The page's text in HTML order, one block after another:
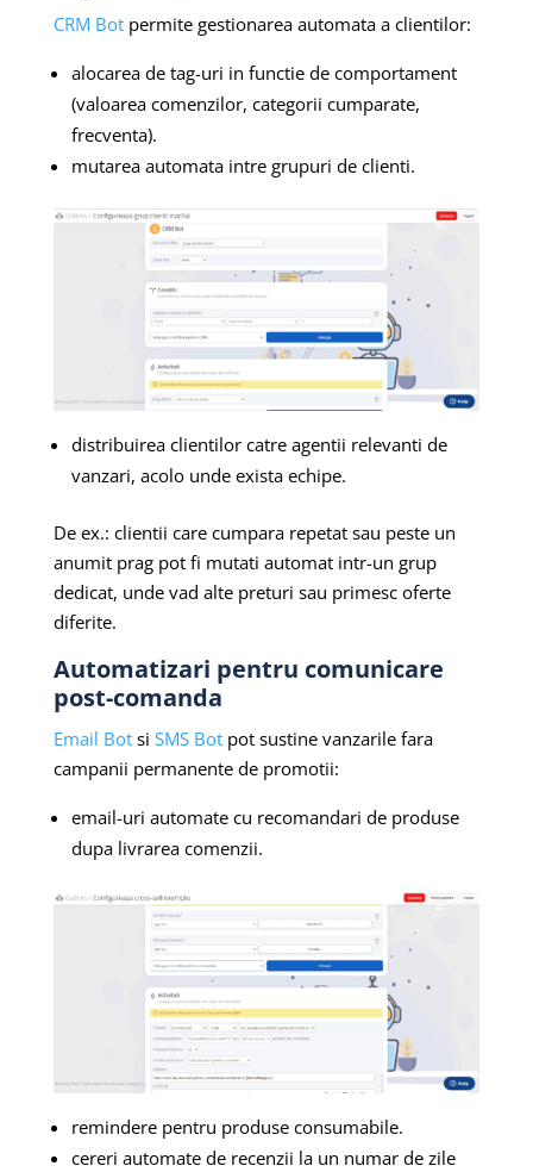
CRM Botpermite gestionarea automata a clientilor:
alocarea de tag-uri in functie de comportament
(valoarea comenzilor, categorii cumparate,
frecventa).
mutarea automata intre grupuri de clienti.
distribuirea clientilor catre agentii relevanti de
vanzari, acolo unde exista echipe.
De ex.: clientii care cumpara repetat sau peste un
anumit prag pot fi mutati automat intr-un grup
dedicat, unde vad alte preturi sau primesc oferte
diferite.
Automatizari pentru comunicare
post-comanda
Email Botsi SMS Botpot sustine vanzarile fara
campanii permanente de promotii:
email-uri automate cu recomandari de produse
dupa livrarea comenzii.
remindere pentru produse consumabile.
cereri automate de recenzii la un numar de zile